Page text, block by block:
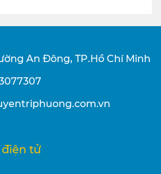
An Đông, TP.Hồ Chí Minh
điện tử